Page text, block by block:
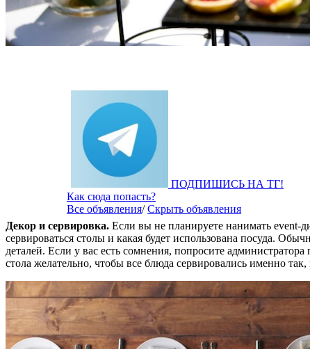
ПОДПИШИСЬ НА ТГ!
Как сюда попасть?
Все объявления/Скрыть объявления
Декор и сервировка. Если вы не планируете нанимать event-
сервироваться столы и какая будет использована посуда.
деталей. Если у вас есть сомнения, попросите
стола желательно, чтобы все блюда сервировались именно